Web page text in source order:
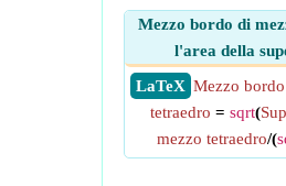
Mezzo bordo di
l'area della
​ LaTeX Mezzo
tetraedro = sqrt(
mezzo tetraedro/(